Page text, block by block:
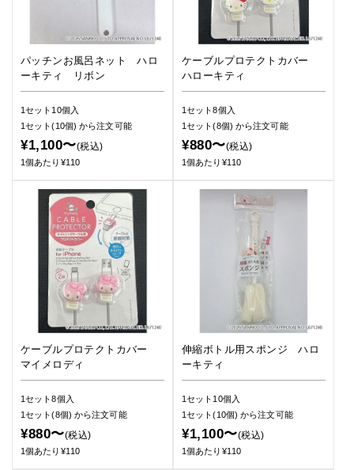
パッチンお風呂ネット ハロ
ーキティ リボン
1セット10個入
1セット(10個)から注文可能
¥1,100〜(税込)
1個あたり¥110
ケーブルプロテクトカバー
ハローキティ
1セット8個入
1セット(8個) から注文可能
¥880〜(税込)
1個あたり¥110
ケーブルプロテクトカバー
マイメロディ
1セット8個入
1セット(8個) から注文可能
¥880〜(税込)
1個あたり¥110
伸縮ボトル用スポンジ ハロ
ーキティ
1セット10個入
1セット(10個)から注文可能
¥1,100〜(税込)
1個あたり¥110